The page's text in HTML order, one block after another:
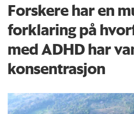
Forskere har en
forklaring på
med ADHD har
konsentrasjon